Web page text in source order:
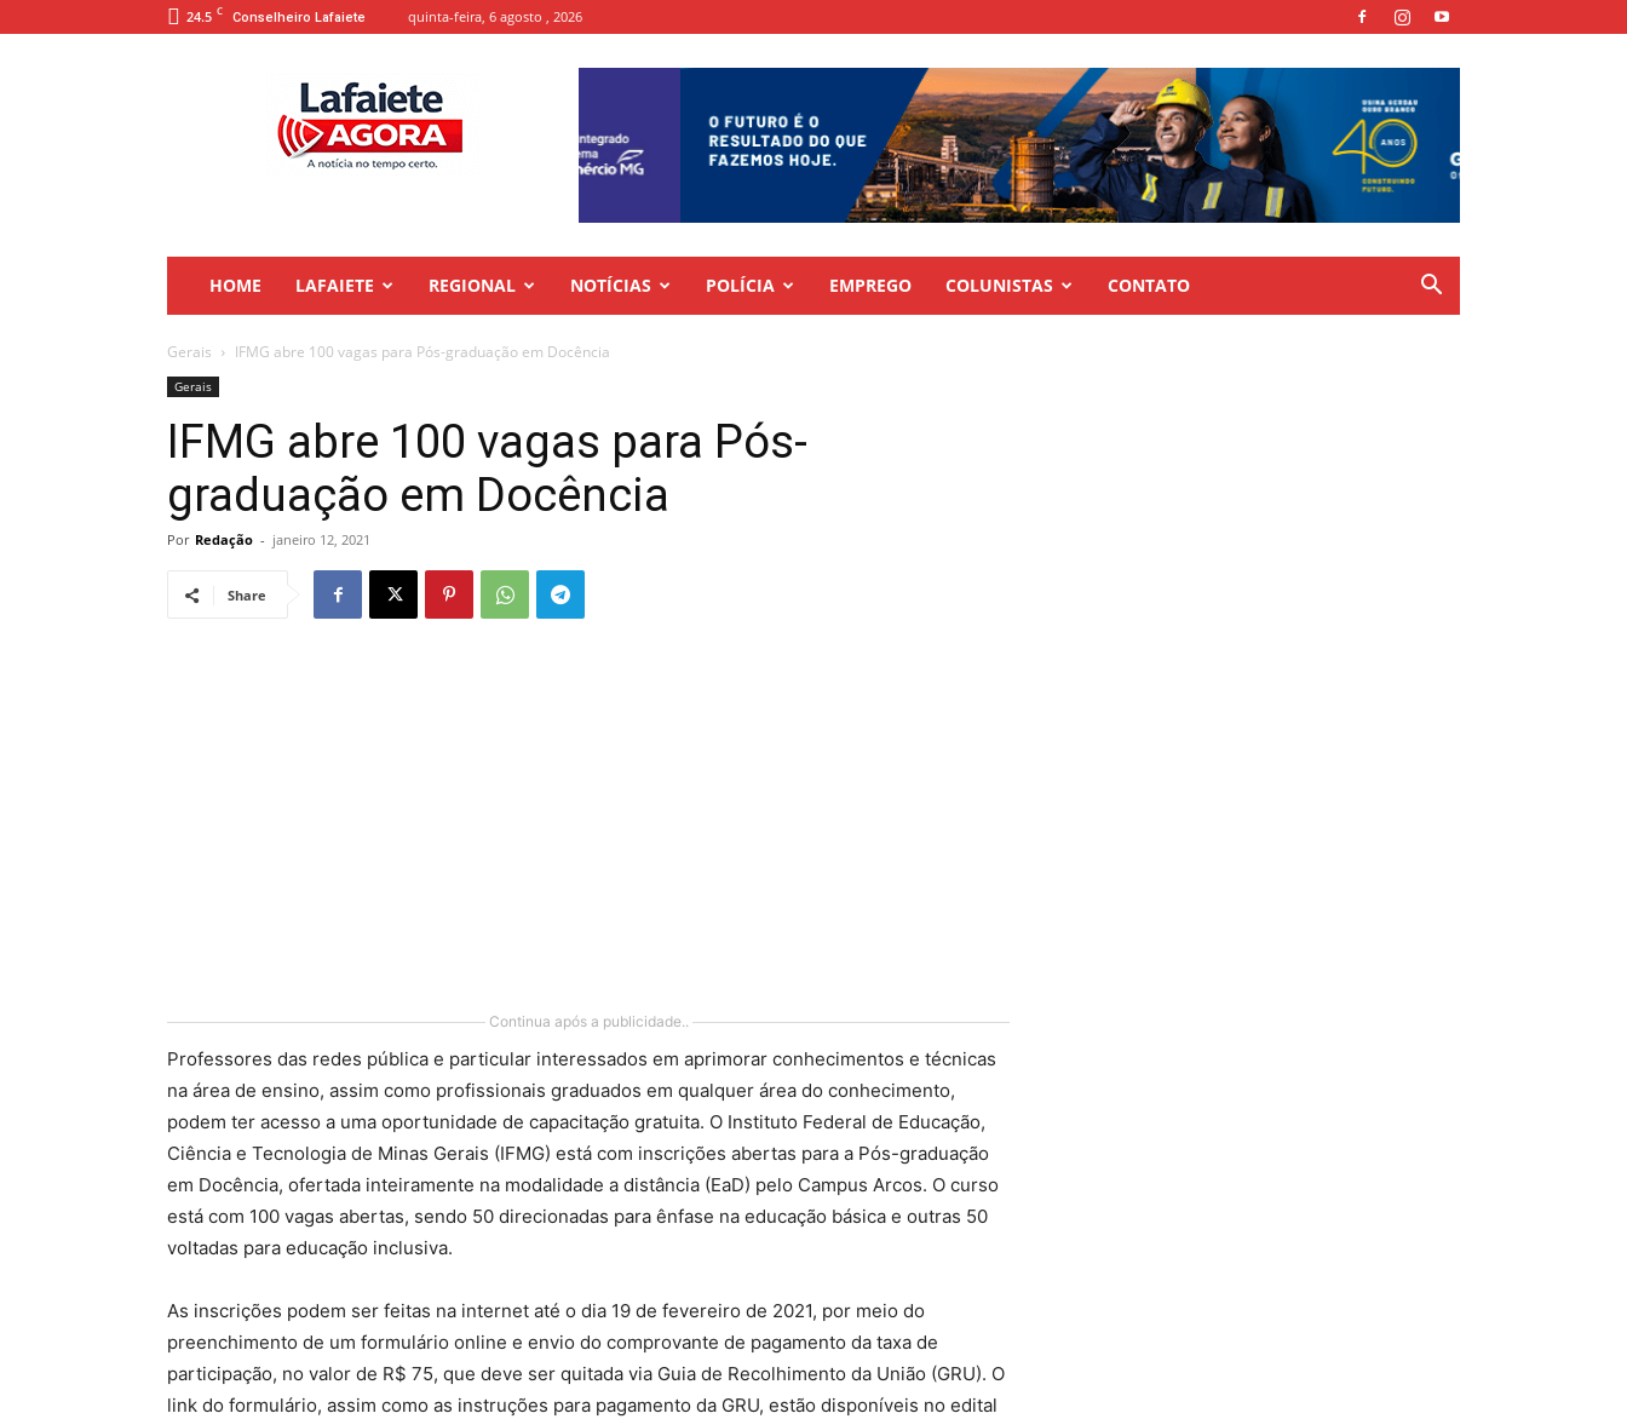
24.5 C Conselheiro Lafaiete quinta-feira, 6 agosto , 2026
HOME LAFAIETE REGIONAL NOTÍCIAS POLÍCIA EMPREGO COLUNISTAS CONTATO
Gerais IFMG abre 100 vagas para Pós-graduação em Docência
Gerais
IFMG abre 100 vagas para Pós-
graduação em Docência
Por Redação - janeiro 12, 2021
Share
Continua após a publicidade..
Professores das redes pública e particular interessados em aprimorar conhecimentos e técnicas
na área de ensino, assim como profissionais graduados em qualquer área do conhecimento,
podem ter acesso a uma oportunidade de capacitação gratuita. O Instituto Federal de Educação,
Ciência e Tecnologia de Minas Gerais (IFMG) está com inscrições abertas para a Pós-graduação
em Docência, ofertada inteiramente na modalidade a distância (EaD) pelo Campus Arcos. O curso
está com 100 vagas abertas, sendo 50 direcionadas para ênfase na educação básica e outras 50
voltadas para educação inclusiva.
As inscrições podem ser feitas na internet até o dia 19 de fevereiro de 2021, por meio do
preenchimento de um formulário online e envio do comprovante de pagamento da taxa de
participação, no valor de R$ 75, que deve ser quitada via Guia de Recolhimento da União (GRU). O
link do formulário, assim como as instruções para pagamento da GRU, estão disponíveis no edital